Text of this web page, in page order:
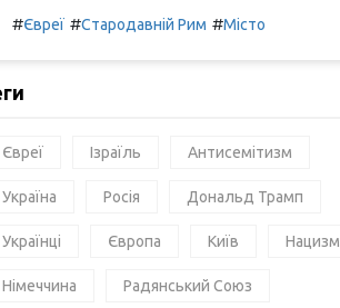
#Євреї #Стародавній Рим #Місто
Євреї Ізраїль Антисемітизм
Україна Росія Дональд Трамп
Українці Європа Київ Нацизм
Німеччина Радянський Союз